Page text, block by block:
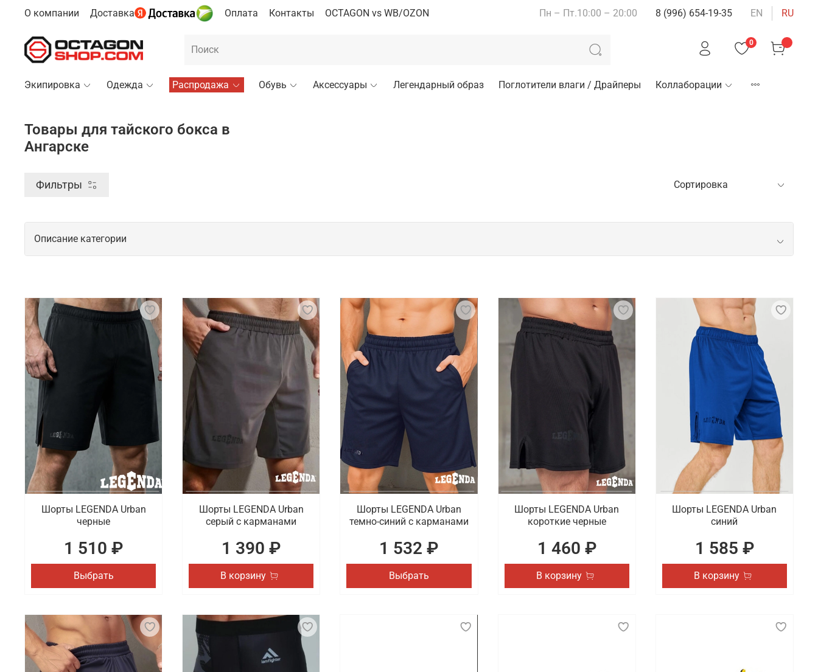
О компании Доставка Оплата Контакты OCTAGON vs WB/OZON Пн – Пт.10:00 – 20:00 8 (996) 654-19-35 EN RU
0
Экипировка Одежда Распродажа Обувь Аксессуары Легендарный образ Поглотители влаги / Драйперы Коллаборации
Товары для тайского бокса в
Ангарске
Фильтры
Описание категории
элементами являются боксерские перчатки, бинты для рук и шорты, выполненные из легких и дышащих материалов. Также используются капы и защитные
нагрудники для предотвращения травм.
Что мы предлагаем на выбор
Готовы предложить на выбор практичную и качественную одежду для спорта. В наличии тренировочные шорты с карманами и без, рашгарды и компрессионные
штаны. Доступен большой ассортимент бинтов для бокса, боксерских кап и защитных элементов для паха.
Где заказать спортивную одежду и экипировку для тайского бокса с доставкой в Ангарске
В интернет-магазине Octagon Shop можно выбрать и купить спортивные товары для тайского бокса. В наличии представлены исключительно оригинальные
модели, выпуском которых занимаются проверенные бренды. Гарантируется быстрая доставка оформленных онлайн покупок по Ангарску.
Шорты LEGENDA Urban
черные
1 510 ₽
Выбрать
Шорты LEGENDA Urban
серый c карманами
1 390 ₽
В корзину
Шорты LEGENDA Urban
темно-синий с карманами
1 532 ₽
Выбрать
Шорты LEGENDA Urban
короткие черные
1 460 ₽
В корзину
Шорты LEGENDA Urban
синий
1 585 ₽
В корзину